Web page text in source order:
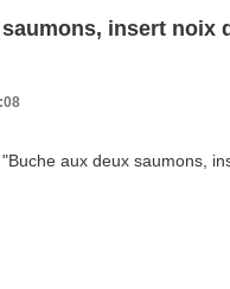
insert noix